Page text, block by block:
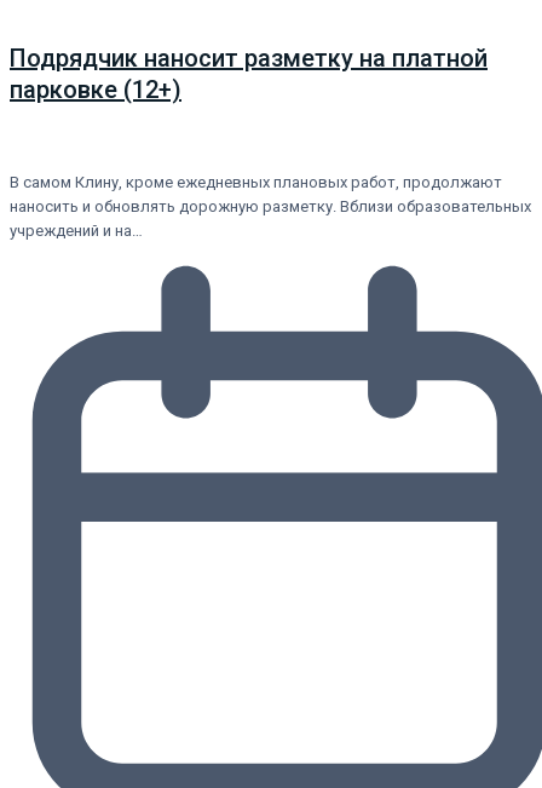
Подрядчик наносит разметку на платной
парковке (12+)
В самом Клину, кроме ежедневных плановых работ, продолжают
наносить и обновлять дорожную разметку. Вблизи образовательных
учреждений и на…